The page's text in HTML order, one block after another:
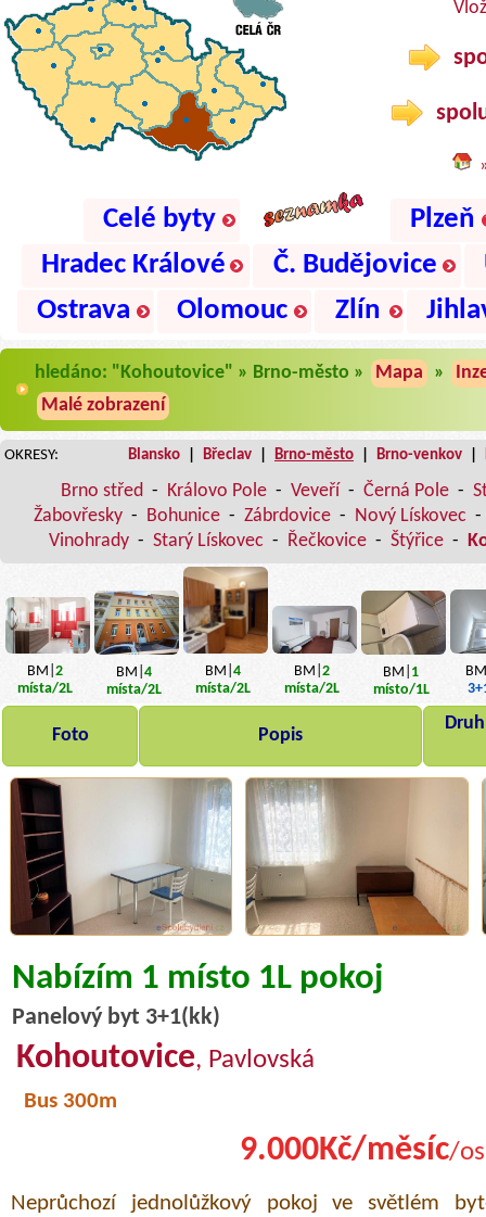
Celé byty
Plzeň
Hradec Králové
Č. Budějovice
Ostrava
Olomouc Zlín
hledáno: "Kohoutovice" » Brno-město » Mapa »
Malé zobrazení
OKRESY: Blansko Břeclav Brno-město Brno-venkov
Brno střed - Královo Pole - Veveří - Černá Pole -
Žabovřesky - Bohunice - Zábrdovice - Nový Lískovec -
Vinohrady - Starý Lískovec - Řečkovice - Štýřice -
BM| 2
místa/2L
BM| 4
místa/2L
BM| 4
místa/2L
BM| 2
místa/2L
BM| 1
místo/1L
Foto Popis
Nabízím 1 místo 1L pokoj
Panelový byt 3+1(kk)
Kohoutovice, Pavlovská
Bus 300m
9.000Kč/měsíc/
Neprůchozí jednolůžkový pokoj ve světlém